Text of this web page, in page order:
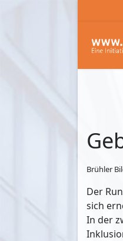
Brühler
Der
sich
In der